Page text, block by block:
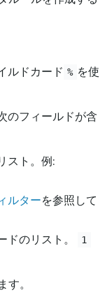
ルドカード % を使
のフィールドが含
スト。例:
ルターを参照して
ドのリスト。 1
。